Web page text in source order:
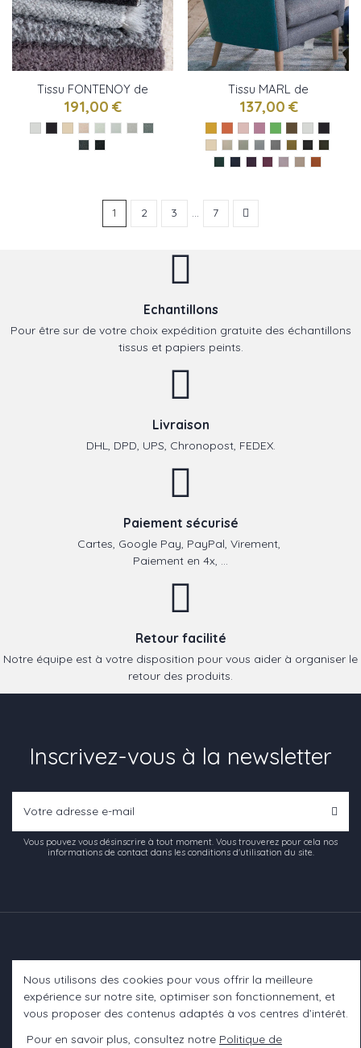
Tissu FONTENOY de
Designers Guild
191,00 €
Tissu MARL de
Designers Guild
137,00 €
1 2 3 … 7
Echantillons
Pour être sur de votre choix expédition gratuite des échantillons
tissus et papiers peints.
Livraison
DHL, DPD, UPS, Chronopost, FEDEX.
Paiement sécurisé
Cartes, Google Pay, PayPal, Virement,
Paiement en 4x, ...
Retour facilité
Notre équipe est à votre disposition pour vous aider à organiser le
retour des produits.
Inscrivez-vous à la newsletter
Vous pouvez vous désinscrire à tout moment. Vous trouverez pour cela nos
informations de contact dans les conditions d'utilisation du site.
Informations
Nous utilisons des cookies pour vous offrir la meilleure
expérience sur notre site, optimiser son fonctionnement, et
vous proposer des contenus adaptés à vos centres d’intérêt.
Pour en savoir plus, consultez notre Politique de